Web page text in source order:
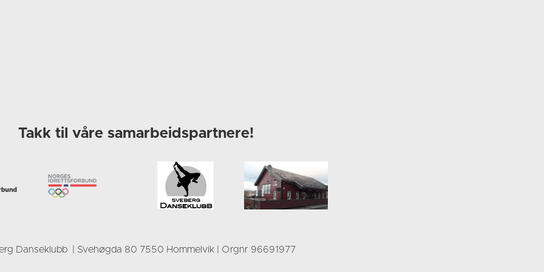
Takk til våre samarbeidspartnere!
Danseklubb | Svehøgda 80 7550 Hommelvik | Orgnr 96691977